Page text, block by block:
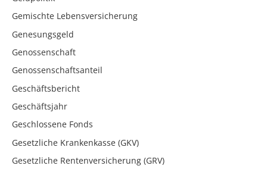
Gemischte Lebensversicherung
Genesungsgeld
Genossenschaft
Genossenschaftsanteil
Geschäftsbericht
Geschäftsjahr
Geschlossene Fonds
Gesetzliche Krankenkasse (GKV)
Gesetzliche Rentenversicherung (GRV)